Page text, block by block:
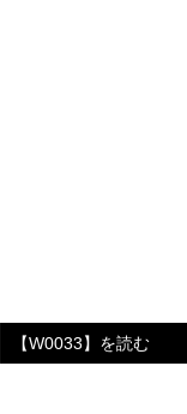
【W0033】を読む